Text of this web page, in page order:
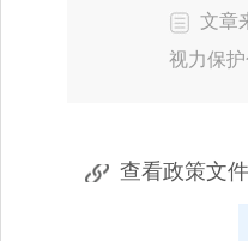
文章
视力保护
查看政策文